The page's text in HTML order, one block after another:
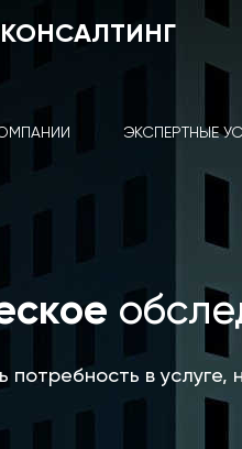
ЭКСПЕРТНЫЕ
потребность в